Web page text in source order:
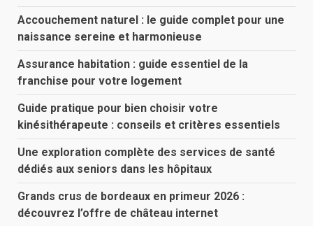
Accouchement naturel : le guide complet pour une
naissance sereine et harmonieuse
Assurance habitation : guide essentiel de la
franchise pour votre logement
Guide pratique pour bien choisir votre
kinésithérapeute : conseils et critères essentiels
Une exploration complète des services de santé
dédiés aux seniors dans les hôpitaux
Grands crus de bordeaux en primeur 2026 :
découvrez l’offre de château internet